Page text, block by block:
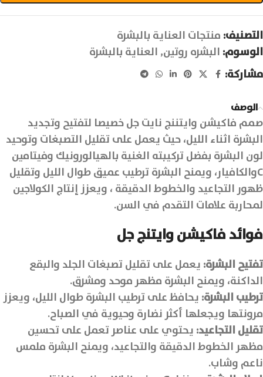
التصنيف: منتجات العناية بالبشرة
الوسوم: البشره روتين, العناية بالبشرة
مشاركة:
الوصف
صمم فاكيشن وايتننج نايت جل خصيصا لتفتيح وتجديد
البشرة اثناء الليل، حيث يعمل على تقليل التصبغات وتوحيد
لون البشرة بفضل تركيبته الغنية بالهيالورونيك وفيتامين
Cوالكافيار، ويمنح البشرة ترطيب عميق طوال الليل وتقليل
ظهور التجاعيد والخطوط الدقيقة ، ويعزز إنتاج الكولاجين
لمحاربة علامات التقدم في السن.
فوائد فاكيشن وايتنج جل
تفتيح البشرة: يعمل على تقليل تصبغات الجلد والبقع
الداكنة، ويمنح البشرة مظهر موحد ومشرق.
ترطيب البشرة: يحافظ على ترطيب البشرة طوال الليل، ويعزز
مرونتها ويجعلها أكثر نضارة وحيوية في الصباح.
تقليل التجاعيد: يحتوي على عناصر تعمل على تحسين
مظهر الخطوط الدقيقة والتجاعيد، ويمنح البشرة ملمس
ناعم وشاب.